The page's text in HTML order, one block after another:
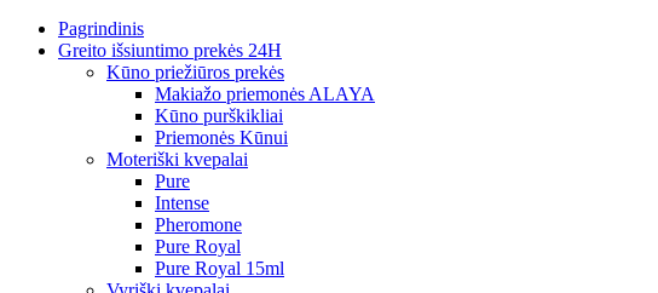
Pagrindinis
Greito išsiuntimo prekės 24H
Kūno priežiūros prekės
Makiažo priemonės ALAYA
Kūno purškikliai
Priemonės Kūnui
Moteriški kvepalai
Pure
Intense
Pheromone
Pure Royal
Pure Royal 15ml